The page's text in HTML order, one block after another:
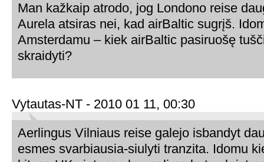
Man kažkaip atrodo, jog Londono reise
Aurela atsiras nei, kad airBaltic sugrįš.
Amsterdamu – kiek airBaltic pasiruošę
skraidyti?
Vytautas-NT - 2010 01 11, 00:30
Aerlingus Vilniaus reise galejo isbandyt
esmes svarbiausia-siulyti tranzita. Idomu